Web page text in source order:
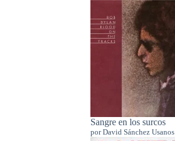
Sangre en los surcos
por David Sánchez Usanos